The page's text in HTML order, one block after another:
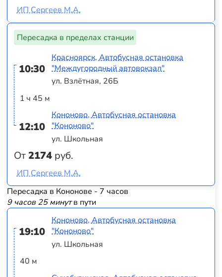
ИП Сергеев М.А.
Пересадка в пределах станции
10:30
1 ч 45 м
12:10
От2174 руб.
Красноярск, Автобусная остановка
"Междугородный автовокзал"
ул. Взлётная, 26Б
Кононово, Автобусная остановка
"Кононово"
ул. Школьная
ИП Сергеев М.А.
Пересадка в Кононове - 7 часов
9 часов 25 минутв пути
19:10
40 м
Кононово, Автобусная остановка
"Кононово"
ул. Школьная